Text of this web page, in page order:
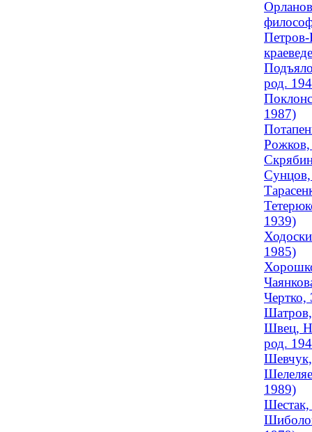
Петров-
род.
1987)
1939)
1985)
Чертко,
Шатров,
Швец,
род.
Шевчук,
1989)
Шестак,